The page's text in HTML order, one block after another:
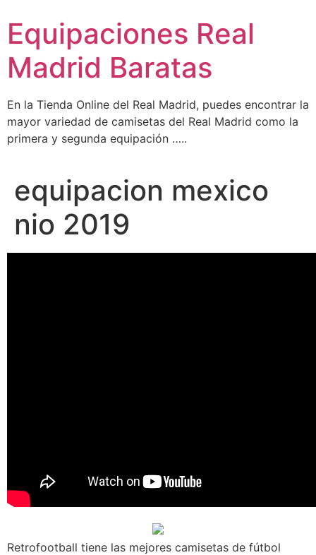
contenido
Equipaciones Real
Madrid Baratas
En la Tienda Online del Real Madrid, puedes encontrar la
mayor variedad de camisetas del Real Madrid como la
primera y segunda equipación …..
equipacion mexico
nio 2019
Retrofootball tiene las mejores camisetas de fútbol